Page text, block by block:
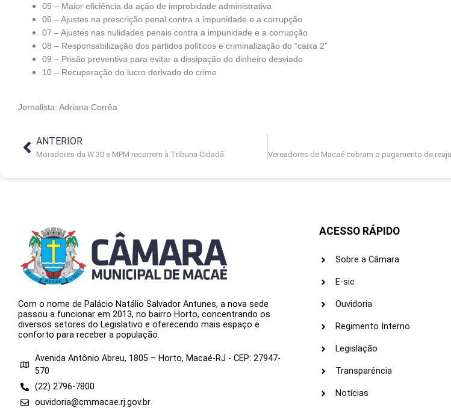
05 – Maior eficiência da ação de improbidade administrativa
06 – Ajustes na prescrição penal contra a impunidade e a corrupção
07 – Ajustes nas nulidades penais contra a impunidade e a corrupção
08 – Responsabilização dos partidos políticos e criminalização do “caixa 2”
09 – Prisão preventiva para evitar a dissipação do dinheiro desviado
10 – Recuperação do lucro derivado do crime
Jornalista: Adriana Corrêa
ANTERIOR
Moradores da W 30 e MPM recorrem à Tribuna Cidadã
Com o nome de Palácio Natálio Salvador Antunes, a nova sede
passou a funcionar em 2013, no bairro Horto, concentrando os
diversos setores do Legislativo e oferecendo mais espaço e
conforto para receber a população.
Avenida Antônio Abreu, 1805 – Horto, Macaé-RJ - CEP: 27947-
570
(22) 2796-7800
ouvidoria@cmmacae.rj.gov.br
ACESSO RÁPIDO
Sobre a Câmara
E-sic
Ouvidoria
Regimento Interno
Legislação
Transparência
Notícias